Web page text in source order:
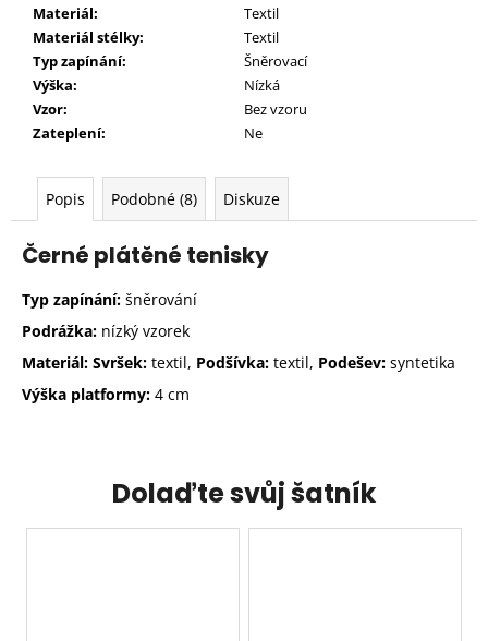
Materiál:
Textil
Materiál stélky:
Textil
Typ zapínání:
Šněrovací
Výška:
Nízká
Vzor:
Bez vzoru
Zateplení:
Ne
Popis Podobné (8) Diskuze
Černé plátěné tenisky
Typ zapínání: šněrování
Podrážka: nízký vzorek
Materiál: Svršek: textil, Podšívka: textil, Podešev: syntetika
Výška platformy: 4 cm
Dolaďte svůj šatník